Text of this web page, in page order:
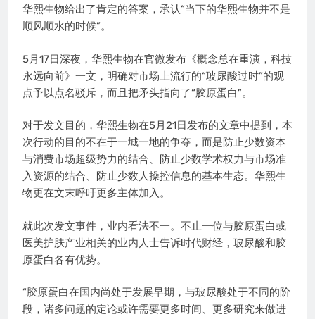
华熙生物给出了肯定的答案，承认“当下的华熙生物并不是
顺风顺水的时候”。
5月17日深夜，华熙生物在官微发布《概念总在重演，科技
永远向前》一文，明确对市场上流行的“玻尿酸过时”的观
点予以点名驳斥，而且把矛头指向了“胶原蛋白”。
对于发文目的，华熙生物在5月21日发布的文章中提到，本
次行动的目的不在于一城一地的争夺，而是防止少数资本
与消费市场超级势力的结合、防止少数学术权力与市场准
入资源的结合、防止少数人操控信息的基本生态。华熙生
物更在文末呼吁更多主体加入。
就此次发文事件，业内看法不一。不止一位与胶原蛋白或
医美护肤产业相关的业内人士告诉时代财经，玻尿酸和胶
原蛋白各有优势。
“胶原蛋白在国内尚处于发展早期，与玻尿酸处于不同的阶
段，诸多问题的定论或许需要更多时间、更多研究来做进